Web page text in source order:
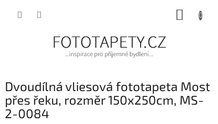
Dvoudílná vliesová fototapeta Most
přes řeku, rozměr 150x250cm, MS-
2-0084